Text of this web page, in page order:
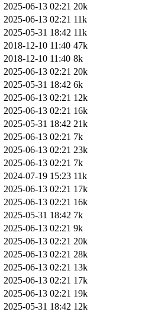
2025-06-13 02:21 20k
2025-06-13 02:21 11k
2025-05-31 18:42 11k
2018-12-10 11:40 47k
2018-12-10 11:40 8k
2025-06-13 02:21 20k
2025-05-31 18:42 6k
2025-06-13 02:21 12k
2025-06-13 02:21 16k
2025-05-31 18:42 21k
2025-06-13 02:21 7k
2025-06-13 02:21 23k
2025-06-13 02:21 7k
2024-07-19 15:23 11k
2025-06-13 02:21 17k
2025-06-13 02:21 16k
2025-05-31 18:42 7k
2025-06-13 02:21 9k
2025-06-13 02:21 20k
2025-06-13 02:21 28k
2025-06-13 02:21 13k
2025-06-13 02:21 17k
2025-06-13 02:21 19k
2025-05-31 18:42 12k